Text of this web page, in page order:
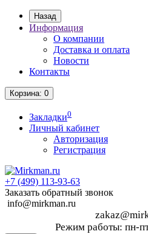
Назад
Информация
О компании
Доставка и оплата
Новости
Контакты
Корзина: 0
Закладки0
Личный кабинет
Авторизация
Регистрация
+7 (499) 113-93-63
Заказать обратный звонок
info@mirkman.ru
Режим работы: пн-